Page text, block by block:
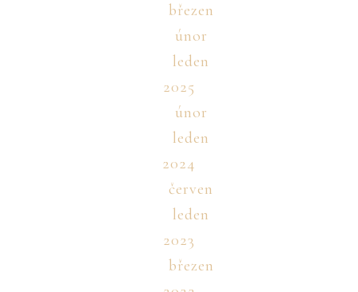
březen
únor
leden
2025
únor
leden
2024
červen
leden
2023
březen